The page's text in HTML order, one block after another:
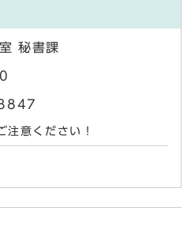
秘書課
注意ください！